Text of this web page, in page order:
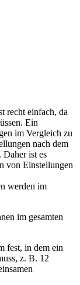
recht einfach, da
Ein
im Vergleich zu
nach dem
Daher ist es
von Einstellungen
werden im
im gesamten
fest, in dem ein
z. B. 12